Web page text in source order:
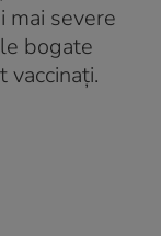
mai severe
bogate
vaccinați.